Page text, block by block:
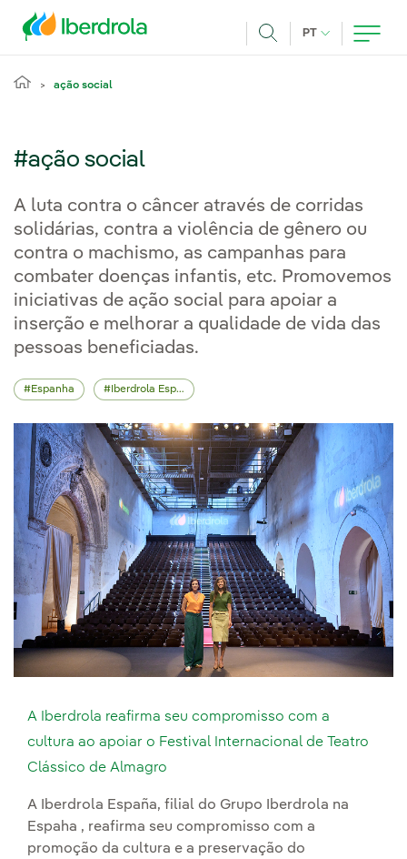
PT IDIOMA ATUAL,
ação social
#ação social
A luta contra o câncer através de corridas
solidárias, contra a violência de gênero ou
contra o machismo, as campanhas para
combater doenças infantis, etc. Promovemos
iniciativas de ação social para apoiar a
inserção e melhorar a qualidade de vida das
pessoas beneficiadas.
Espanha Iberdrola España
A Iberdrola reafirma seu compromisso com a
cultura ao apoiar o Festival Internacional de Teatro
Clássico de Almagro
A Iberdrola España, filial do Grupo Iberdrola na
Espaha , reafirma seu compromisso com a
promoção da cultura e a preservação do